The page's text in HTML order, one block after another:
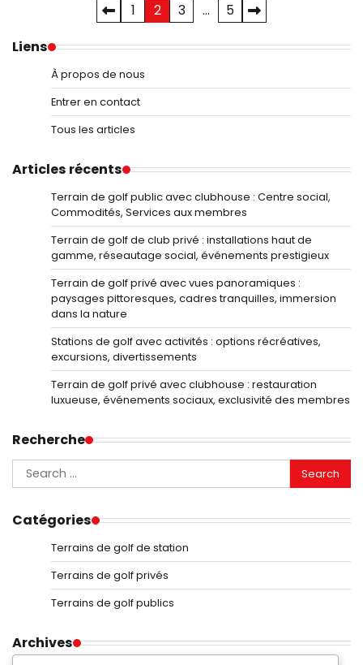
pagination
1 2 3 …
5
Liens
À propos de nous
Entrer en contact
Tous les articles
Articles récents
Terrain de golf public avec clubhouse : Centre social,
Commodités, Services aux membres
Terrain de golf de club privé : installations haut de
gamme, réseautage social, événements prestigieux
Terrain de golf privé avec vues panoramiques :
paysages pittoresques, cadres tranquilles, immersion
dans la nature
Stations de golf avec activités : options récréatives,
excursions, divertissements
Terrain de golf privé avec clubhouse : restauration
luxueuse, événements sociaux, exclusivité des membres
Recherche
Search
for:
Catégories
Terrains de golf de station
Terrains de golf privés
Terrains de golf publics
Archives